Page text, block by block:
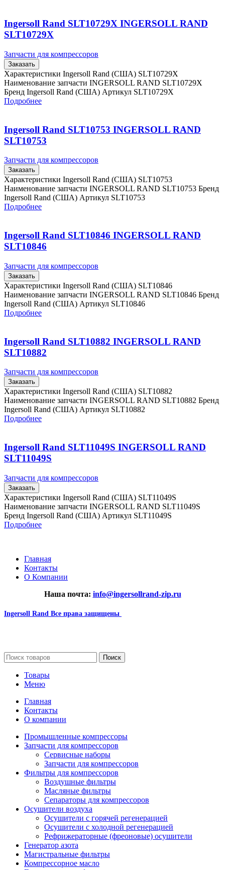
Ingersoll Rand SLT10729X INGERSOLL RAND
SLT10729X
Запчасти для компрессоров
Заказать
Характеристики Ingersoll Rand (США) SLT10729X
Наименование запчасти INGERSOLL RAND SLT10729X
Бренд Ingersoll Rand (США) Артикул SLT10729X
Подробнее
Ingersoll Rand SLT10753 INGERSOLL RAND
SLT10753
Запчасти для компрессоров
Заказать
Характеристики Ingersoll Rand (США) SLT10753
Наименование запчасти INGERSOLL RAND SLT10753 Бренд
Ingersoll Rand (США) Артикул SLT10753
Подробнее
Ingersoll Rand SLT10846 INGERSOLL RAND
SLT10846
Запчасти для компрессоров
Заказать
Характеристики Ingersoll Rand (США) SLT10846
Наименование запчасти INGERSOLL RAND SLT10846 Бренд
Ingersoll Rand (США) Артикул SLT10846
Подробнее
Ingersoll Rand SLT10882 INGERSOLL RAND
SLT10882
Запчасти для компрессоров
Заказать
Характеристики Ingersoll Rand (США) SLT10882
Наименование запчасти INGERSOLL RAND SLT10882 Бренд
Ingersoll Rand (США) Артикул SLT10882
Подробнее
Ingersoll Rand SLT11049S INGERSOLL RAND
SLT11049S
Запчасти для компрессоров
Заказать
Характеристики Ingersoll Rand (США) SLT11049S
Наименование запчасти INGERSOLL RAND SLT11049S
Бренд Ingersoll Rand (США) Артикул SLT11049S
Подробнее
Главная
Контакты
О Компании
Наша почта: info@ingersollrand-zip.ru
Ingersoll Rand Все права защищены
Поиск
Товары
Меню
Главная
Контакты
О компании
Промышленные компрессоры
Запчасти для компрессоров
Сервисные наборы
Запчасти для компрессоров
Фильтры для компрессоров
Воздушные фильтры
Масляные фильтры
Сепараторы для компрессоров
Осушители воздуха
Осушители с горячей регенерацией
Осушители с холодной регенерацией
Рефрижераторные (фреоновые) осушители
Генератор азота
Магистральные фильтры
Компрессорное масло